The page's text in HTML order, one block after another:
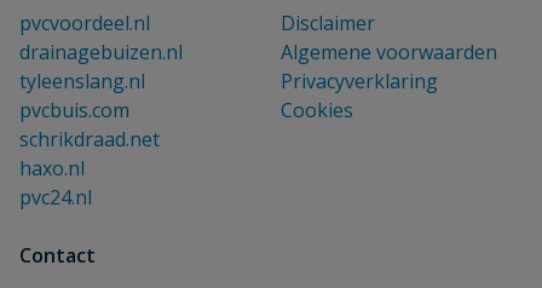
pvcvoordeel.nl
drainagebuizen.nl
tyleenslang.nl
pvcbuis.com
schrikdraad.net
haxo.nl
pvc24.nl
Disclaimer
Algemene voorwaarden
Privacyverklaring
Cookies
Contact